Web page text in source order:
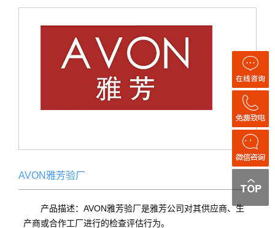
AVON雅芳验厂
产品描述：AVON雅芳验厂是雅芳公司对其供应商、生
产商或合作工厂进行的检查评估行为。